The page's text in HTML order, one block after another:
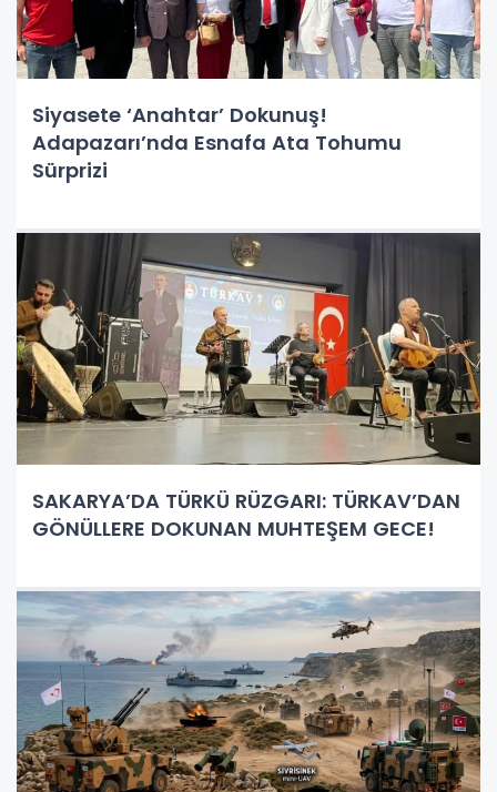
Siyasete ‘Anahtar’ Dokunuş!
Adapazarı’nda Esnafa Ata Tohumu
Sürprizi
SAKARYA’DA TÜRKÜ RÜZGARI: TÜRKAV’DAN
GÖNÜLLERE DOKUNAN MUHTEŞEM GECE!